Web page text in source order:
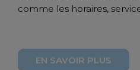
comme les horaires,